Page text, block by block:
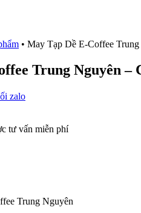
• May Tạp Dề E-Coffee
Trung Nguyên –
zalo
tư vấn miễn phí
Trung Nguyên